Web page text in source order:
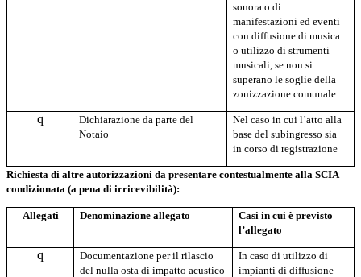
sonora o di
manifestazioni ed eventi
con diffusione di musica
o utilizzo di strumenti
musicali, se non si
superano le soglie della
zonizzazione comunale
q
Dichiarazione da parte del
Notaio
Nel caso in cui l’atto alla
base del subingresso sia
in corso di registrazione
Richiesta di altre autorizzazioni da presentare contestualmente alla SCIA
condizionata (a pena di irricevibilità):
Allegati Denominazione allegato
Casi in cui è previsto
l’allegato
q
Documentazione per il rilascio
del nulla osta di impatto acustico
In caso di utilizzo di
impianti di diffusione